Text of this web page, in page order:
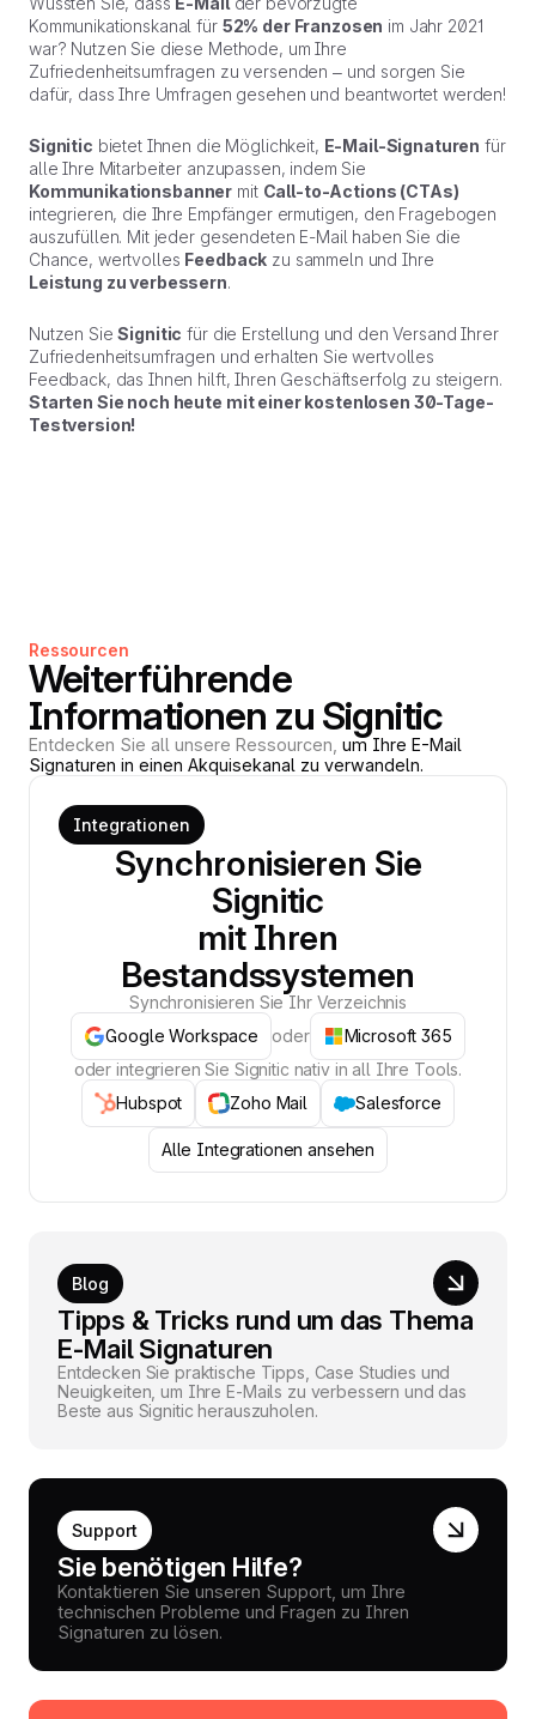
Kommunikationskanal für 52% der Franzosen im Jahr 2021
war? Nutzen Sie diese Methode, um Ihre
Zufriedenheitsumfragen zu versenden – und sorgen Sie
dafür, dass Ihre Umfragen gesehen und beantwortet werden!
Signitic bietet Ihnen die Möglichkeit, E-Mail-Signaturen für
alle Ihre Mitarbeiter anzupassen, indem Sie
Kommunikationsbanner mit Call-to-Actions (CTAs)
integrieren, die Ihre Empfänger ermutigen, den Fragebogen
auszufüllen. Mit jeder gesendeten E-Mail haben Sie die
Chance, wertvolles Feedback zu sammeln und Ihre
Leistung zu verbessern.
Nutzen SieSignitic für die Erstellung und den Versand Ihrer
Zufriedenheitsumfragen und erhalten Sie wertvolles
Feedback, das Ihnen hilft, Ihren Geschäftserfolg zu steigern.
Starten Sie noch heute mit einer kostenlosen 30-Tage-
Testversion!
Ressourcen
Weiterführende
Informationen zu Signitic
Entdecken Sie all unsere Ressourcen, um Ihre E-Mail
Signaturen in einen Akquisekanal zu verwandeln.
Integrationen
Synchronisieren Sie
Signitic
mit Ihren
Bestandssystemen
Synchronisieren Sie Ihr Verzeichnis
Google Workspace
oder
Microsoft 365
oder integrieren Sie Signitic nativ in all Ihre Tools.
Hubspot
Zoho Mail Salesforce
Alle Integrationen ansehen
Blog
Tipps & Tricks rund um das Thema
E-Mail Signaturen
Entdecken Sie praktische Tipps, Case Studies und
Neuigkeiten, um Ihre E-Mails zu verbessern und das
Beste aus Signitic herauszuholen.
Support
Sie benötigen Hilfe?
Kontaktieren Sie unseren Support, um Ihre
technischen Probleme und Fragen zu Ihren
Signaturen zu lösen.